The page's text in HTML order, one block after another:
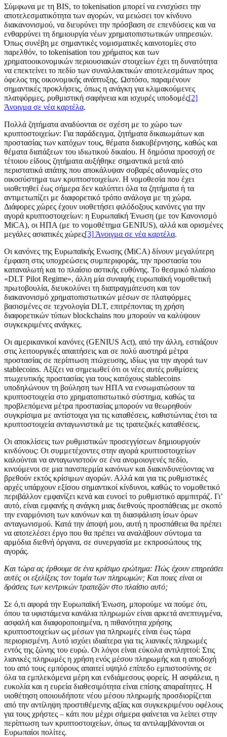
Σύμφωνα με τη BIS, το tokenisation μπορεί να ενισχύσει την
αποτελεσματικότητα των αγορών, να μειώσει τον κίνδυνο
διακανονισμού, να διευρύνει την πρόσβαση σε επενδύσεις και να
ενθαρρύνει τη δημιουργία νέων χρηματοπιστωτικών υπηρεσιών.
Όπως συνέβη με σημαντικές νομισματικές καινοτομίες στο
παρελθόν, το tokenisation του χρήματος και των
χρηματοοικονομικών περιουσιακών στοιχείων έχει τη δυνατότητα
να επεκτείνει το πεδίο των συναλλακτικών αποτελεσμάτων προς
όφελος της οικονομικής ανάπτυξης. Ωστόσο, παραμένουν
σημαντικές προκλήσεις, όπως η ανάγκη για κλιμακούμενες
πλατφόρμες, ρυθμιστική σαφήνεια και ισχυρές υποδομές[2]
Άνοιγμα σε νέα καρτέλα.
Πολλά ζητήματα αναδύονται σε σχέση με το χώρο των
κρυπτοστοιχείων: Για παράδειγμα, ζητήματα δικαιωμάτων και
προστασίας των κατόχων τους, θέματα διακυβέρνησης, καθώς και
θέματα διατάξεων του ιδιωτικού δικαίου. Η δημόσια προσοχή σε
τέτοιου είδους ζητήματα αυξήθηκε σημαντικά μετά από
περιστατικά απάτης που αποκάλυψαν σοβαρές αδυναμίες στο
οικοσύστημα των κρυπτοστοιχείων. Η νομοθεσία που έχει
υιοθετηθεί έως σήμερα δεν καλύπτει όλα τα ζητήματα ή τα
αντιμετωπίζει με διαφορετικό τρόπο ανάλογα με τη χώρα.
Διάφορες χώρες έχουν υιοθετήσει φιλόδοξους κανόνες για την
αγορά κρυπτοστοιχείων: η Ευρωπαϊκή Ένωση (με τον Κανονισμό
MiCA), οι ΗΠΑ (με το νομοθέτημα GENIUS), αλλά και ορισμένες
μεγάλες ασιατικές χώρες[3] Άνοιγμα σε νέα καρτέλα.
Οι κανόνες της Ευρωπαϊκής Ενωσης (MiCA) δίνουν μεγαλύτερη
έμφαση στις υποχρεώσεις συμπεριφοράς, την προστασία του
καταναλωτή και τo πλαίσιο αστικής ευθύνης. Το θεσμικό πλαίσιο
«DLT Pilot Regime», άλλη μία συναφής ευρωπαϊκή νομοθετική
πρωτοβουλία, διευκολύνει τη διαπραγμάτευση και τον
διακανονισμό χρηματοπιστωτικών μέσων σε πλατφόρμες
βασισμένες σε τεχνολογία DLT, επιτρέποντας τη χρήση
διαφορετικών τύπων blockchains που μπορούν να καλύψουν
συγκεκριμένες ανάγκες.
Οι αμερικανικοί κανόνες (GENIUS Act), από την άλλη, εστιάζουν
στις λειτουργικές απαιτήσεις και σε πολύ αυστηρά μέτρα
προστασίας σε περίπτωση πτώχευσης, ιδίως για την αγορά των
stablecoins. Αξίζει να σημειωθεί ότι οι νέες αυτές ρυθμίσεις
πτωχευτικής προστασίας για τους κατόχους stablecoins
υποδηλώνουν τη βούληση των ΗΠΑ να ενσωματώσουν τα
κρυπτοστοιχεία στο χρηματοπιστωτικό σύστημα, καθώς τα
προβλεπόμενα μέτρα προστασίας μπορούν να θεωρηθούν
συγκρίσιμα με αντίστοιχα για τις καταθέσεις, καθιστώντας έτσι τα
κρυπτοστοιχεία ανταγωνιστικά με τις τραπεζικές καταθέσεις.
Οι αποκλίσεις των ρυθμιστικών προσεγγίσεων δημιουργούν
κινδύνους: Οι συμμετέχοντες στην αγορά κρυπτοστοιχείων
καλούνται να ανταγωνιστούν σε ένα ανομοιογενές πεδίο,
κινούμενοι σε μια πανσπερμία κανόνων και διακινδυνεύοντας να
βρεθούν εκτός κρίσιμων αγορών. Αλλά και για τις ρυθμιστικές
αρχές υπάρχουν εξίσου σημαντικοί κίνδυνοι, καθώς το νομοθετικό
περιβάλλον εμφανίζει κενά και ευνοεί το ρυθμιστικό αρμπιτράζ. Γι’
αυτό, είναι εμφανής η ανάγκη μιας διεθνούς προσπάθειας με σκοπό
την εναρμόνιση των κανόνων και τη διασφάλιση ίσων όρων
ανταγωνισμού. Κατά την άποψή μου, αυτή η προσπάθεια θα πρέπει
να αποτελέσει έργο που θα πρέπει να αναλάβουν σύντομα τα
αρμόδια διεθνή όργανα, σε συνεργασία με εκπροσώπους της
αγοράς.
Και τώρα ας έρθουμε σε ένα κρίσιμο ερώτημα: Πώς έχουν επηρεάσει
αυτές οι εξελίξεις τον τομέα των πληρωμών; Και ποιες είναι οι
δράσεις των κεντρικών τραπεζών στο πλαίσιο αυτό;
Σε ό,τι αφορά την Ευρωπαϊκή Ένωση, μπορούμε να πούμε ότι,
όπου τα υφιστάμενα κανάλια πληρωμών είναι αρκετά ανεπτυγμένα,
ασφαλή και διαφοροποιημένα, η πιθανότητα χρήσης
κρυπτοστοιχείων ως μέσων για πληρωμές είναι έως τώρα
περιορισμένη. Αυτό ισχύει ιδιαίτερα για τις λιανικές πληρωμές
εντός της ζώνης του ευρώ. Οι λόγοι είναι εύκολα αντιληπτοί: Στις
λιανικές πληρωμές η χρήση ενός μέσου πληρωμής και η αποδοχή
του από τους εμπόρους απαιτεί υψηλό επίπεδο εμπιστοσύνης σε
όλα τα εμπλεκόμενα μέρη και ενδιάμεσους φορείς. Η ασφάλεια, η
ευκολία και η ευρεία διαθεσιμότητα είναι επίσης απαραίτητες. Η
υιοθέτηση οποιουδήποτε νέου μέσου πληρωμής προσδιορίζεται
από την αντίληψη προστιθέμενης αξίας και συγκεκριμένου οφέλους
για τους χρήστες – κάτι που μέχρι σήμερα φαίνεται να λείπει στην
περίπτωση των κρυπτοστοιχείων, όπως τα αντιλαμβάνονται οι
Ευρωπαίοι πολίτες.